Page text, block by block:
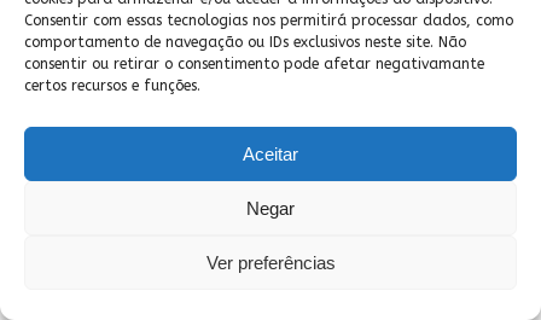
Consentir com essas tecnologias nos permitirá processar dados, como
comportamento de navegação ou IDs exclusivos neste site. Não
consentir ou retirar o consentimento pode afetar negativamante
certos recursos e funções.
Aceitar
Negar
Ver preferências
você pode até pensar que introduzir
um objeto no seu canal vaginal
aumentaria os riscos de doença, mas
feito] não causa problemas. E a
aconselha Cristina. Confira como fazer